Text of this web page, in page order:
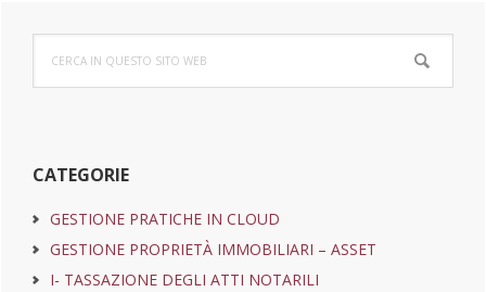
Barra
laterale
questo
CATEGORIE
GESTIONE PRATICHE IN CLOUD
GESTIONE PROPRIETÀ IMMOBILIARI – ASSET
I- TASSAZIONE DEGLI ATTI NOTARILI